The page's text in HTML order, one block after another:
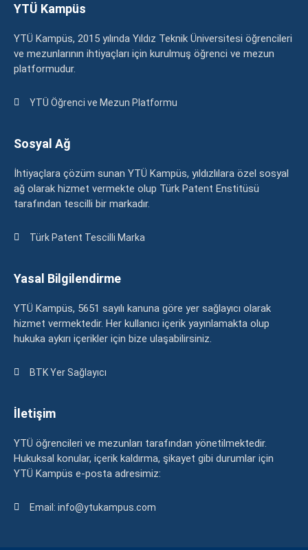
YTÜ Kampüs
YTÜ Kampüs, 2015 yılında Yıldız Teknik Üniversitesi öğrencileri
ve mezunlarının ihtiyaçları için kurulmuş öğrenci ve mezun
platformudur.
YTÜ Öğrenci ve Mezun Platformu
Sosyal Ağ
İhtiyaçlara çözüm sunan YTÜ Kampüs, yıldızlılara özel sosyal
ağ olarak hizmet vermekte olup Türk Patent Enstitüsü
tarafından tescilli bir markadır.
Türk Patent Tescilli Marka
Yasal Bilgilendirme
YTÜ Kampüs, 5651 sayılı kanuna göre yer sağlayıcı olarak
hizmet vermektedir. Her kullanıcı içerik yayınlamakta olup
hukuka aykırı içerikler için bize ulaşabilirsiniz.
BTK Yer Sağlayıcı
İletişim
YTÜ öğrencileri ve mezunları tarafından yönetilmektedir.
Hukuksal konular, içerik kaldırma, şikayet gibi durumlar için
YTÜ Kampüs e-posta adresimiz:
Email: info@ytukampus.com